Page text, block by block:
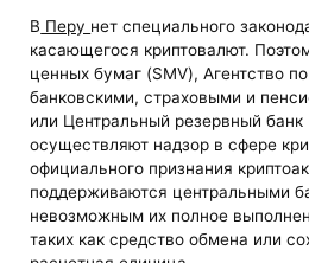
В Перу нет специального
касающегося криптовалют.
ценных бумаг (SMV), Агентство
банковскими, страховыми и
или Центральный резервный банк
осуществляют надзор в сфере
официального признания
поддерживаются центральными
невозможным их полное
таких как средство обмена или